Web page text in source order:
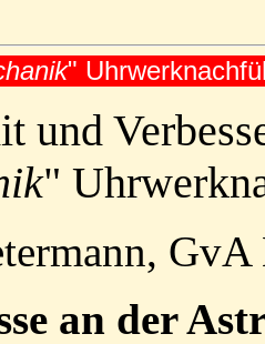
"
und
"
an der